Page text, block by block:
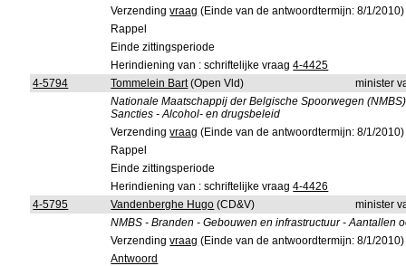
Verzendingvraag (Einde van de antwoordtermijn: 8/1/2010)
Rappel
Einde zittingsperiode
Herindiening van : schriftelijke vraag4-4425
4-5794
Tommelein Bart(Open Vld)
minister
Nationale Maatschappij der Belgische Spoorwegen
Sancties - Alcohol- en drugsbeleid
Verzendingvraag (Einde van de antwoordtermijn: 8/1/2010)
Rappel
Einde zittingsperiode
Herindiening van : schriftelijke vraag4-4426
4-5795
Vandenberghe Hugo (CD&V)
minister
NMBS - Branden - Gebouwen en infrastructuur - Aantallen
Verzendingvraag (Einde van de antwoordtermijn: 8/1/2010)
Antwoord